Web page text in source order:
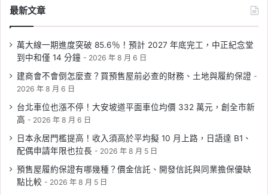
2026-06-09
2026 新北社宅：新莊、新店、
三峽 6/10 起遞補招租，申請時
間、資格、房型租金一次看
Tag:新北,新北市
社宅,社會住宅, 社會住宅抽籤,社會住宅申請,社
會住宅申請資格
最新文章
萬大線一期進度突破 85.6％！預計 2027 年底完工，中正紀念堂
到中和僅 14 分鐘
2026 年 8 月 6 日
建商會不會倒怎麼查？買預售屋前必查的財務、土地與履約保證
2026 年 8 月 6 日
台北車位也漲不停！大安坡道平面車位均價 332 萬元，創全市新
高
2026 年 8 月 6 日
日本永居門檻提高！收入須高於平均擬 10 月上路，日語達 B1、
配偶申請年限也拉長
2026 年 8 月 5 日
預售屋履約保證有哪幾種？價金信託、開發信託與同業擔保優缺
點比較
2026 年 8 月 5 日